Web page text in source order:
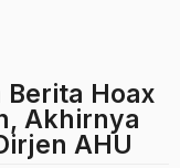
Hoax
Akhirnya
AHU